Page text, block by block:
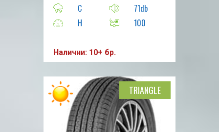
C
71db
H
100
Налични: 10+ бр.
TRIANGLE